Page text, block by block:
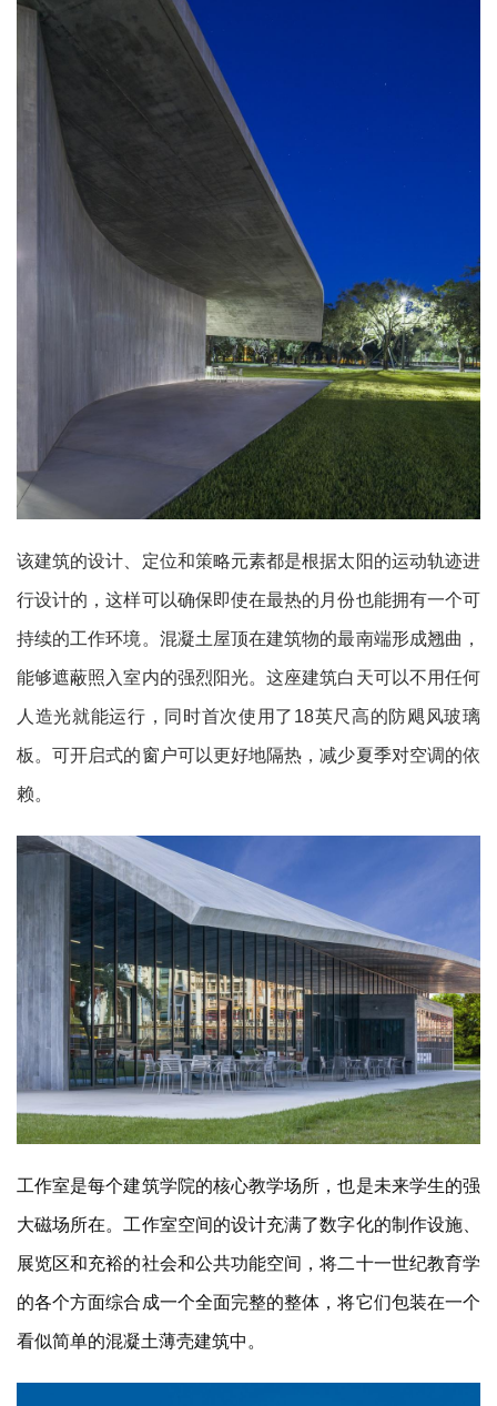
该建筑的设计、定位和策略元素都是根据太阳的运动轨迹进
行设计的，这样可以确保即使在最热的月份也能拥有一个可
持续的工作环境。混凝土屋顶在建筑物的最南端形成翘曲，
能够遮蔽照入室内的强烈阳光。这座建筑白天可以不用任何
人造光就能运行，同时首次使用了18英尺高的防飓风玻璃
板。可开启式的窗户可以更好地隔热，减少夏季对空调的依
赖。
工作室是每个建筑学院的核心教学场所，也是未来学生的强
大磁场所在。工作室空间的设计充满了数字化的制作设施、
展览区和充裕的社会和公共功能空间，将二十一世纪教育学
的各个方面综合成一个全面完整的整体，将它们包装在一个
看似简单的混凝土薄壳建筑中。